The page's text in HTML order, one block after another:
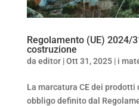
Regolamento (UE) 2024/
costruzione
da editor|Ott 31, 2025| i
La marcatura CE dei prodotti
obbligo definito dal